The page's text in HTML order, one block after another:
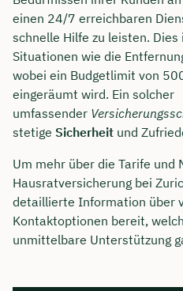
einen 24/7 erreichbaren
schnelle Hilfe zu leisten.
Situationen wie die
wobei ein Budgetlimit von
eingeräumt wird. Ein solcher
umfassender
stetige Sicherheit und
Um mehr über die Tarife und
Hausratversicherung bei
detaillierte Information über
Kontaktoptionen bereit,
unmittelbare Unterstützung